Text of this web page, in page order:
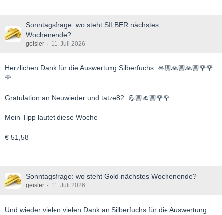
Sonntagsfrage: wo steht SILBER nächstes
Wochenende?
geisler 11. Juli 2026
Herzlichen Dank für die Auswertung Silberfuchs. 🙏🏼🙏🏼🙏🏼🌹🌹
🌹
Gratulation an Neuwieder und tatze82. 💪🏼👍🏼🌹🌹
Mein Tipp lautet diese Woche
€ 51,58
Sonntagsfrage: wo steht Gold nächstes Wochenende?
geisler 11. Juli 2026
Und wieder vielen vielen Dank an Silberfuchs für die Auswertung.